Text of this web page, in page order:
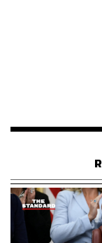
จากประธานาธิบดี
เข้าเป็นสมาชิก
ทั้งสองฝ่ายพยาย
จะเป็นการประชุ
สหรัฐฯ ที่เจนีวา